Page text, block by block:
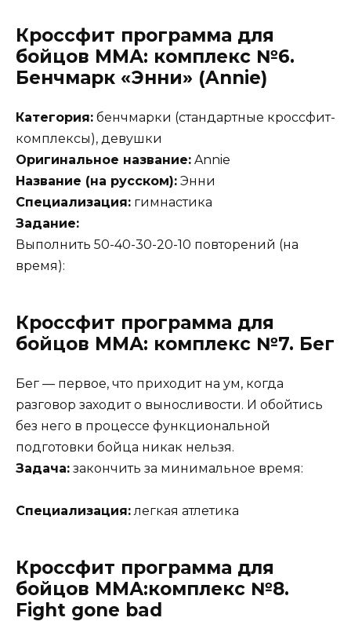
Кроссфит программа для
бойцов ММА: комплекс №6.
Бенчмарк «Энни» (Annie)
Категория: бенчмарки (стандартные кроссфит-
комплексы), девушки
Оригинальное название: Annie
Название (на русском): Энни
Специализация: гимнастика
Задание:
Выполнить 50-40-30-20-10 повторений (на
время):
Кроссфит программа для
бойцов ММА: комплекс №7. Бег
Бег — первое, что приходит на ум, когда
разговор заходит о выносливости. И обойтись
без него в процессе функциональной
подготовки бойца никак нельзя.
Задача: закончить за минимальное время:
Специализация:легкая атлетика
Кроссфит программа для
бойцов ММА:комплекс №8.
Fight gone bad